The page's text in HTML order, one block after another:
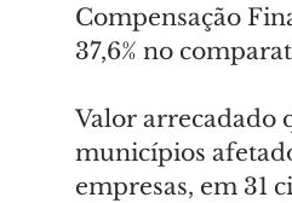
Compensação
37,6% no
Valor arrecadado
municípios
empresas, em 31